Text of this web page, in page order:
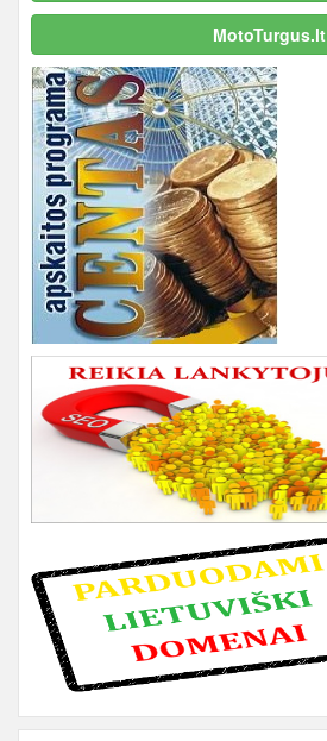
MotoTurgus.lt